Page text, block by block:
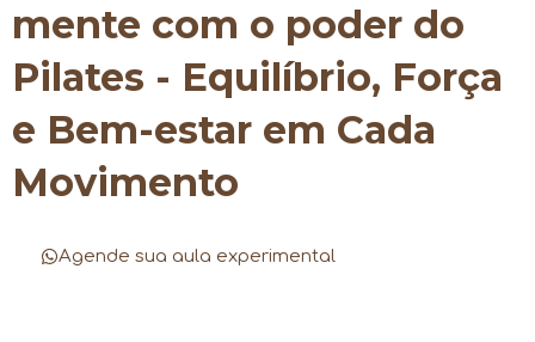
mente com o poder do
Pilates - Equilíbrio, Força
e Bem-estar em Cada
Movimento
Agende sua aula experimental